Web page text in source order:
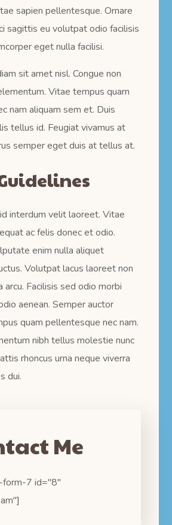
sapien pellentesque. Ornare
sagittis eu volutpat odio facilisis
eget nulla facilisi.
sit amet nisl. Congue non
Vitae tempus quam
nam aliquam sem et. Duis
tellus id. Feugiat vivamus at
semper eget duis at tellus at.
interdum velit laoreet. Vitae
ac felis donec et odio.
enim nulla aliquet
Volutpat lacus laoreet non
arcu. Facilisis sed odio morbi
aenean. Semper auctor
quam pellentesque nec nam.
nibh tellus molestie nunc
rhoncus urna neque viverra
dui.
Me
form-7 id="8"